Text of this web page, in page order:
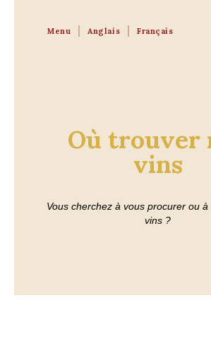
Menu Anglais Français
Où trouver
vins
Vous cherchez à vous procurer ou
vins ?